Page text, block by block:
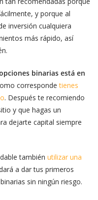
y porque al
inversión cualquiera
más rápido, así
binarias está en
correspondetienes
. Después te recomiendo
y que hagas un
dejarte capital siempre
también utilizar una
a dar tus primeros
sin ningún riesgo.